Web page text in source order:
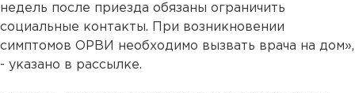
недель после приезда обязаны ограничить
социальные контакты. При возникновении
симптомов ОРВИ необходимо вызвать врача на дом»,
- указано в рассылке.